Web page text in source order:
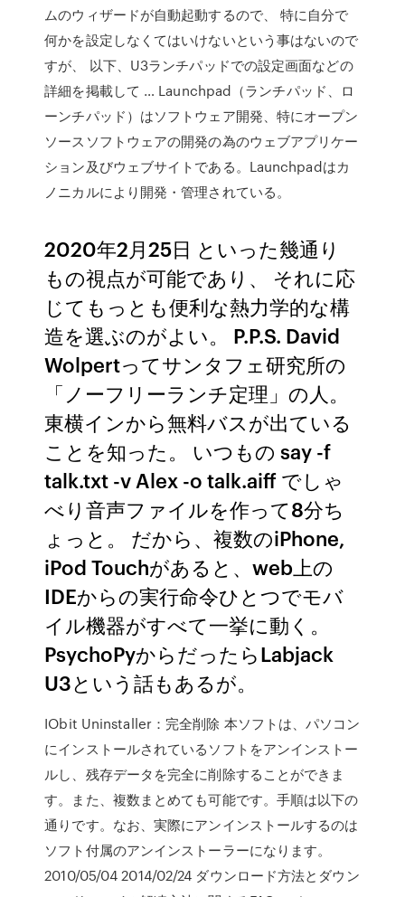
ムのウィザードが自動起動するので、 特に自分で
何かを設定しなくてはいけないという事はないので
すが、 以下、U3ランチパッドでの設定画面などの
詳細を掲載して … Launchpad（ランチパッド、ロ
ーンチパッド）はソフトウェア開発、特にオープン
ソースソフトウェアの開発の為のウェブアプリケー
ション及びウェブサイトである。Launchpadはカ
ノニカルにより開発・管理されている。
2020年2月25日 といった幾通り
もの視点が可能であり、 それに応
じてもっとも便利な熱力学的な構
造を選ぶのがよい。 P.P.S. David
Wolpertってサンタフェ研究所の
「ノーフリーランチ定理」の人。
東横インから無料バスが出ている
ことを知った。 いつもの say -f
talk.txt -v Alex -o talk.aiff でしゃ
べり音声ファイルを作って8分ち
ょっと。 だから、複数のiPhone,
iPod Touchがあると、web上の
IDEからの実行命令ひとつでモバ
イル機器がすべて一挙に動く。
PsychoPyからだったらLabjack
U3という話もあるが。
IObit Uninstaller：完全削除 本ソフトは、パソコン
にインストールされているソフトをアンインストー
ルし、残存データを完全に削除することができま
す。また、複数まとめても可能です。手順は以下の
通りです。なお、実際にアンインストールするのは
ソフト付属のアンインストーラーになります。
2010/05/04 2014/02/24 ダウンロード方法とダウン